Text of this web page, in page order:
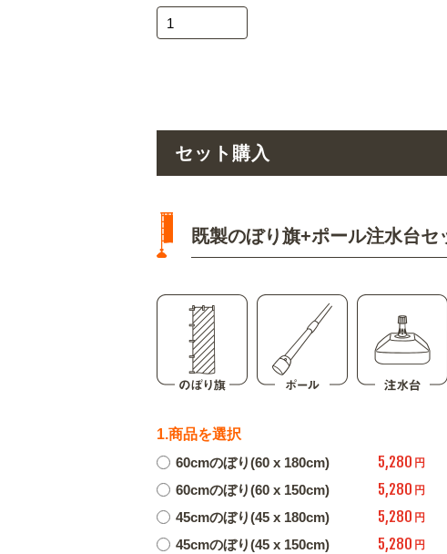
セット購入
既製のぼり旗+ポール注水台セ
1.商品を選択
60cmのぼり(60 x 180cm)
5,280 円
60cmのぼり(60 x 150cm) 5,280 円
45cmのぼり(45 x 180cm) 5,280 円
45cmのぼり(45 x 150cm) 5,280 円